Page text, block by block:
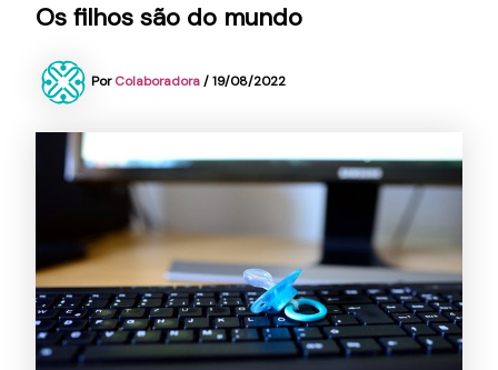
Os filhos são do mundo
PorColaboradora/19/08/2022